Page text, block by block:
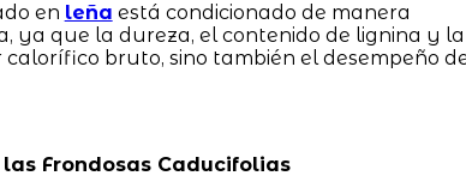
en leña está condicionado de manera
ya que la dureza, el contenido de lignina y la
bruto, sino también el desempeño
Frondosas Caducifolias